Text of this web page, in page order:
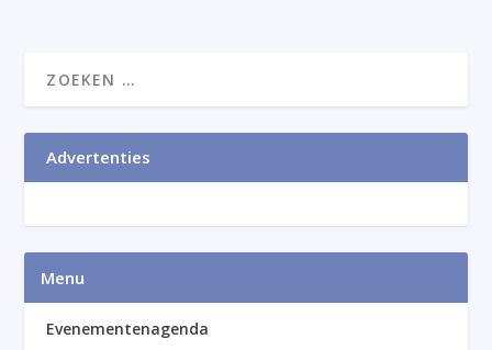
Advertenties
Menu
Evenementenagenda